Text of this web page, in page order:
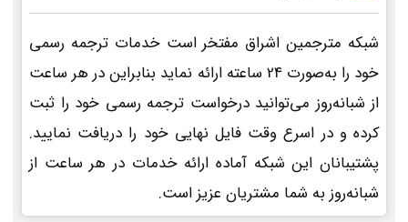
شبکه مترجمین اشراق مفتخر است خدمات ترجمه رسمی
خود را به‌صورت 24 ساعته ارائه نماید بنابراین در هر ساعت
از شبانه‌روز می‌توانید درخواست ترجمه رسمی خود را ثبت
کرده و در اسرع وقت فایل نهایی خود را دریافت نمایید.
پشتیبانان این شبکه آماده ارائه خدمات در هر ساعت از
شبانه‌روز به شما مشتریان عزیز است.